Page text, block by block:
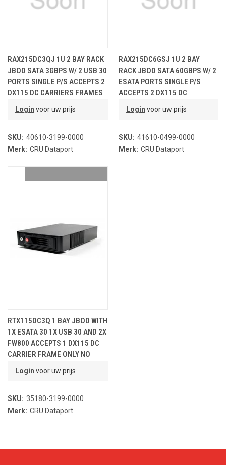
RAX215DC3QJ 1U 2 BAY RACK
JBOD SATA 3GBPS W/ 2 USB 30
PORTS SINGLE P/S ACCEPTS 2
DX115 DC CARRIERS FRAMES
Login voor uw prijs
SKU: 40610-3199-0000
Merk: CRU Dataport
RAX215DC6GSJ 1U 2 BAY
RACK JBOD SATA 60GBPS W/ 2
ESATA PORTS SINGLE P/S
ACCEPTS 2 DX115 DC
CARRIERS NO K
Login voor uw prijs
SKU: 41610-0499-0000
Merk: CRU Dataport
RTX115DC3Q 1 BAY JBOD WITH
1X ESATA 30 1X USB 30 AND 2X
FW800 ACCEPTS 1 DX115 DC
CARRIER FRAME ONLY NO
Login voor uw prijs
SKU: 35180-3199-0000
Merk: CRU Dataport